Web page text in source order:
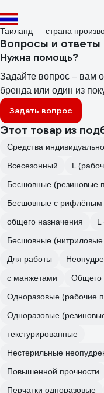
Таиланд — страна
Вопросы и ответы
Нужна помощь?
Задайте вопрос – вам
бренда или один из
Задать вопрос
Этот товар из
Средства
Всесезонный
L
Бесшовные (резиновые
Бесшовные с рифлёным
общего назначения
L
Бесшовные (нитриловые
Для работы
с манжетами
Общего
Одноразовые (рабочие
Одноразовые
текстурированные
Нестерильные
Повышенной прочности
Перчатки одноразовые